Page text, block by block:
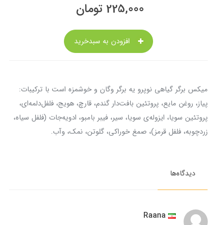
225,000 تومان
میکس برگر گیاهی نوپرو یه برگر وگان و خوشمزه است با ترکیبات:
پیاز، روغن مایع، پروتئین بافت‌دار گندم، قارچ، هویج، فلفل‌دلمه‌ای،
پروتئین سویا، ایزوله‌ی سویا، سیر، فیبر بامبو، ادویه‌جات (فلفل سیاه،
زردچوبه، فلفل قرمز)، صمغ خوراکی، گلوتن، نمک، وآب.
دیدگاه‌ها
Raana